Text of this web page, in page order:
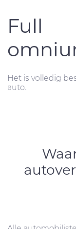
Full
Het is volledig
auto.